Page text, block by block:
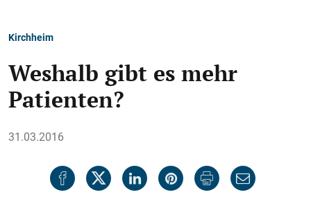
Kirchheim
Weshalb gibt es mehr
Patienten?
31.03.2016